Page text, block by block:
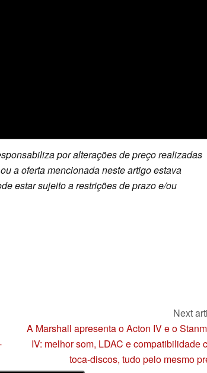
por alterações de preço realizadas
a oferta mencionada neste artigo estava
estar sujeito a restrições de prazo e/ou
Next
A Marshall apresenta o Acton IV e o
IV: melhor som, LDAC e compatibilidade
toca-discos, tudo pelo mesmo